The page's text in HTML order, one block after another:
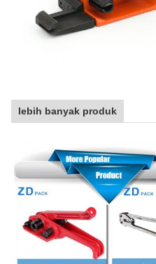
lebih banyak produk